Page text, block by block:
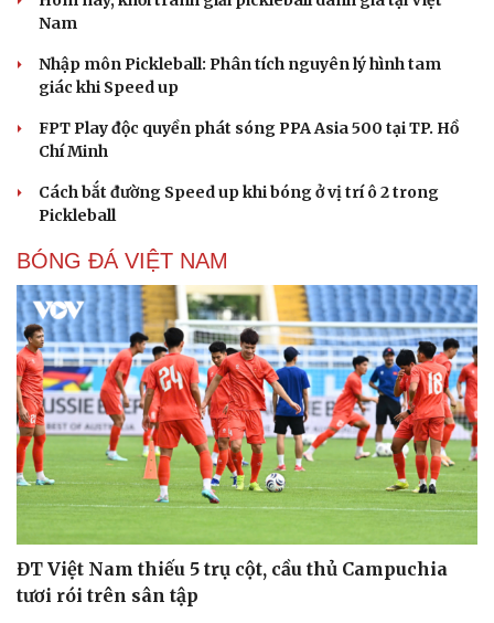
Nam
Nhập môn Pickleball: Phân tích nguyên lý hình tam
giác khi Speed up
FPT Play độc quyền phát sóng PPA Asia 500 tại TP. Hồ
Chí Minh
Cách bắt đường Speed up khi bóng ở vị trí ô 2 trong
Pickleball
BÓNG ĐÁ VIỆT NAM
ĐT Việt Nam thiếu 5 trụ cột, cầu thủ Campuchia
tươi rói trên sân tập